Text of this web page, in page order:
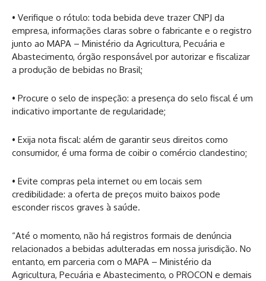
• Verifique o rótulo: toda bebida deve trazer CNPJ da
empresa, informações claras sobre o fabricante e o registro
junto ao MAPA – Ministério da Agricultura, Pecuária e
Abastecimento, órgão responsável por autorizar e fiscalizar
a produção de bebidas no Brasil;
• Procure o selo de inspeção: a presença do selo fiscal é um
indicativo importante de regularidade;
• Exija nota fiscal: além de garantir seus direitos como
consumidor, é uma forma de coibir o comércio clandestino;
• Evite compras pela internet ou em locais sem
credibilidade: a oferta de preços muito baixos pode
esconder riscos graves à saúde.
“Até o momento, não há registros formais de denúncia
relacionados a bebidas adulteradas em nossa jurisdição. No
entanto, em parceria com o MAPA – Ministério da
Agricultura, Pecuária e Abastecimento, o PROCON e demais